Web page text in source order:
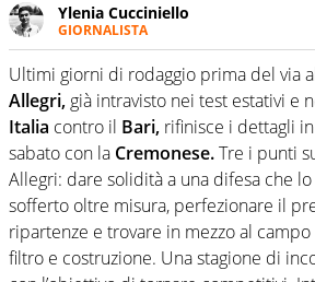
Ylenia Cucciniello
GIORNALISTA
Appassionatissima di tutto lo
giocato ma non rinuncia allo
dove spesso si trovano risposte
non riesce a restituire
Ultimi giorni di rodaggio prima del via
Allegri, già intravisto nei test estativi e
Italia contro il Bari, rifinisce i dettagli
sabato con la Cremonese.Tre i punti
Allegri: dare solidità a una difesa che
sofferto oltre misura, perfezionare il
ripartenze e trovare in mezzo al
filtro e costruzione. Una stagione di